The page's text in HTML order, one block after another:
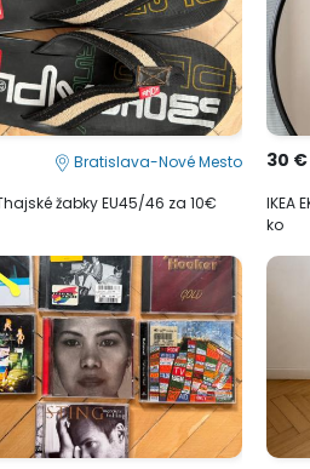
Bratislava-Nové Mesto
žabky EU45/46 za 10€
30 €
IKEA
ko